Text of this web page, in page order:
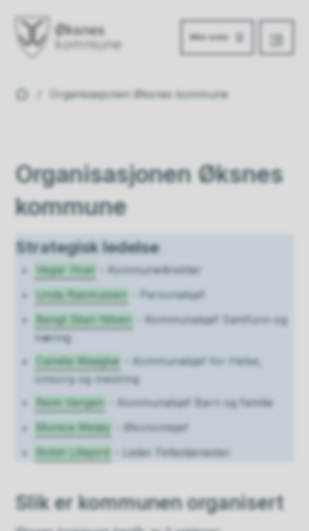
Min side
Meny
Du er her:Organisasjonen Øksnes kommune
Organisasjonen Øksnes
kommune
Strategisk ledelse
Vegar Hoel
- Kommunedirektør
Linda Rasmussen
- Personalsjef
Bengt Stian Nilsen
- Kommunalsjef Samfunn og
næring
Camilla Waagbø
- Kommunalsjef for Helse,
omsorg og mestring
Remi Vangen
- Kommunalsjef Barn og familie
Monica Meløy
- Økonomisjef
Robin Lillejord
- Leder Fellestjenester
Slik er kommunen organisert